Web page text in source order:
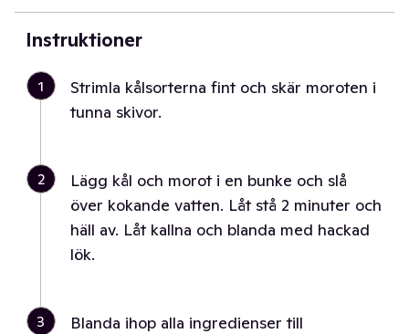
Instruktioner
1
Strimla kålsorterna fint och skär moroten i
tunna skivor.
2
Lägg kål och morot i en bunke och slå
över kokande vatten. Låt stå 2 minuter och
häll av. Låt kallna och blanda med hackad
lök.
3
Blanda ihop alla ingredienser till